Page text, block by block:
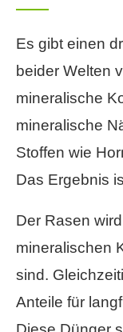
Es gibt einen
beider Welten
mineralische
mineralische
Stoffen wie
Das Ergebnis
Der Rasen
mineralischen
sind.
Anteile für